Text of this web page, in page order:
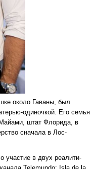
около Гаваны, был
одиночкой. Его семья
штат Флорида, в
сначала в Лос-
участие в двух реалити-